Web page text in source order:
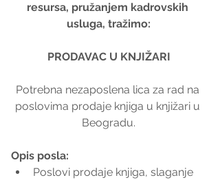
resursa, pružanjem kadrovskih
usluga, tražimo:
PRODAVAC U KNJIŽARI
Potrebna nezaposlena lica za rad na
poslovima prodaje knjiga u knjižari u
Beogradu.
Opis posla:
Poslovi prodaje knjiga, slaganje